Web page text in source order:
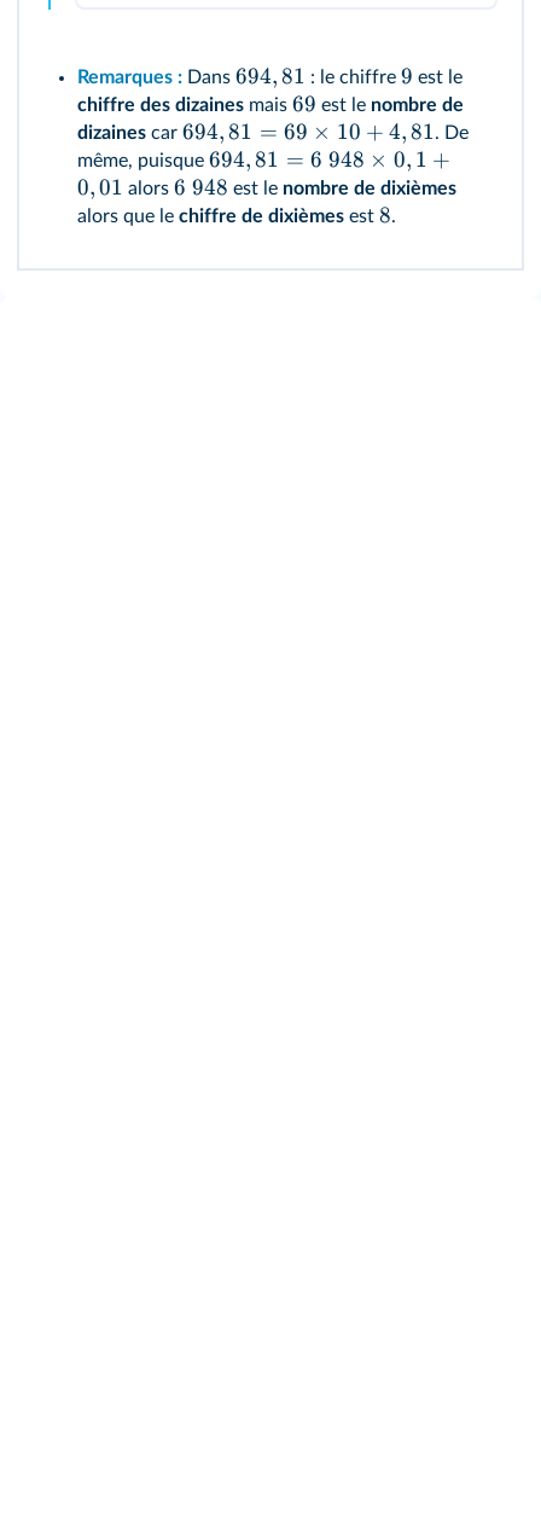
Remarques : Dans 694,81 : le chiffre9 est le
chiffre des dizaines mais 69 est le nombre de
dizaines car 694,81 = 69 × 10 + 4,81. De
même, puisque 694,81 = 6 948 × 0, 1 +
0,01 alors6 948 est le nombre de dixièmes
alors que le chiffre de dixièmes est 8.